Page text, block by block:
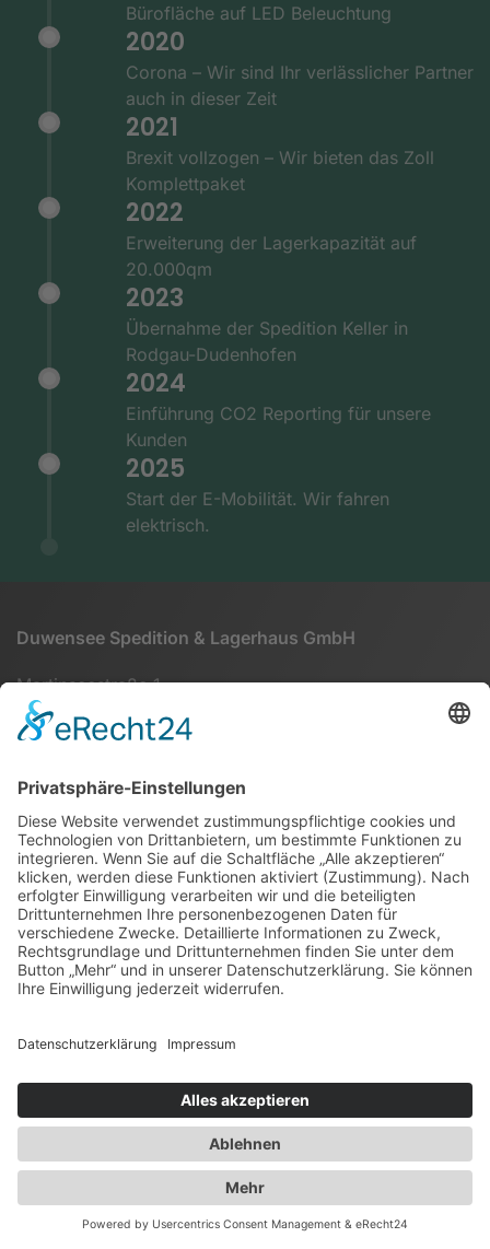
Bürofläche auf LED Beleuchtung
2020
Corona – Wir sind Ihr verlässlicher Partner
auch in dieser Zeit
2021
Brexit vollzogen – Wir bieten das Zoll
Komplettpaket
2022
Erweiterung der Lagerkapazität auf
20.000qm
2023
Übernahme der Spedition Keller in
Rodgau-Dudenhofen
2024
Einführung CO2 Reporting für unsere
Kunden
2025
Start der E-Mobilität. Wir fahren
elektrisch.
Duwensee Spedition & Lagerhaus GmbH
Martinseestraße 1
63150 Heusenstamm
+49 (0) 6104 64860 - 00
info@duwensee-gmbh.de
Spezialisten für:
Fernverkehr Transport Europa
Nahverkehr Transport Rhein-Main
UK-Transporte
Lagerlogistik
Weiteres:
Impressum
Datenschutzerklärung